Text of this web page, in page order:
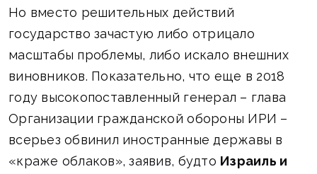
Но вместо решительных действий
государство зачастую либо отрицало
масштабы проблемы, либо искало внешних
виновников. Показательно, что еще в 2018
году высокопоставленный генерал – глава
Организации гражданской обороны ИРИ –
всерьез обвинил иностранные державы в
«кражe облаков», заявив, будто Израиль и